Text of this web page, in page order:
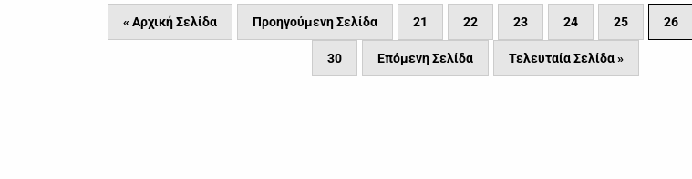
« Αρχική Σελίδα Προηγούμενη Σελίδα 21 22 23 24 25 26
30 Επόμενη Σελίδα Τελευταία Σελίδα »